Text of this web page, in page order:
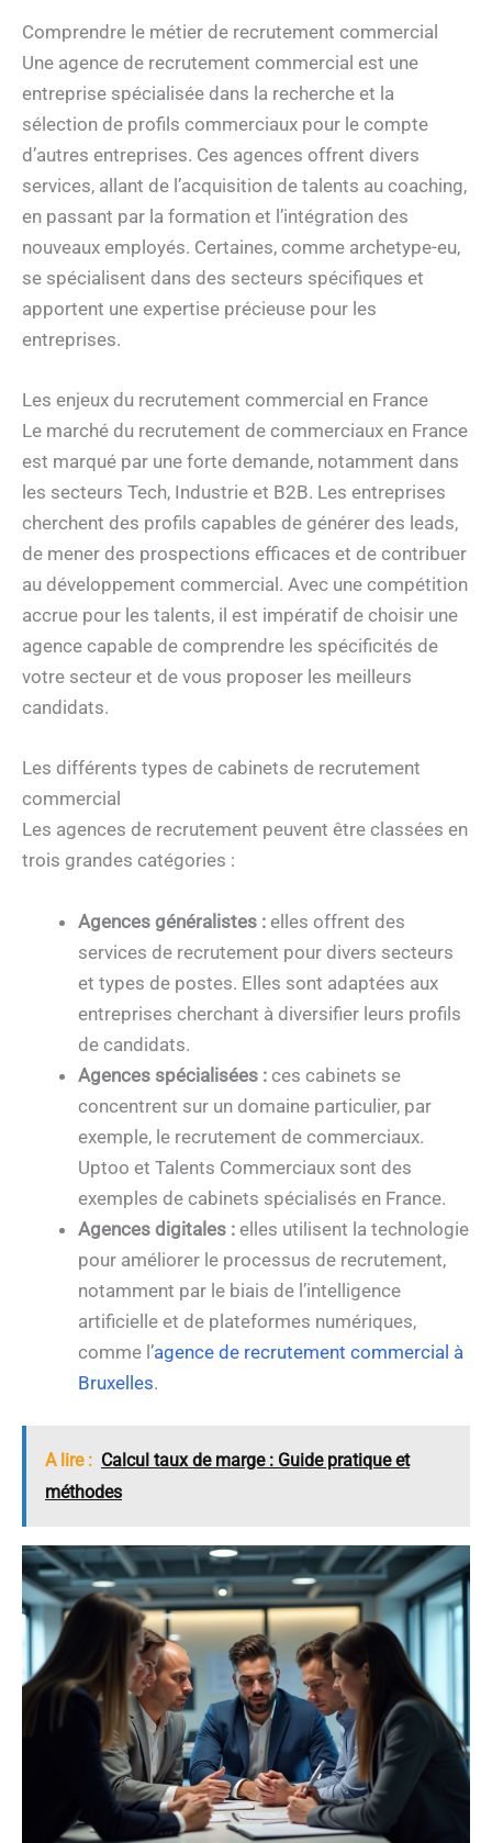
Comprendre le métier de recrutement commercial
Une agence de recrutement commercial est une
entreprise spécialisée dans la recherche et la
sélection de profils commerciaux pour le compte
d’autres entreprises. Ces agences offrent divers
services, allant de l’acquisition de talents au coaching,
en passant par la formation et l’intégration des
nouveaux employés. Certaines, comme archetype-eu,
se spécialisent dans des secteurs spécifiques et
apportent une expertise précieuse pour les
entreprises.
Les enjeux du recrutement commercial en France
Le marché du recrutement de commerciaux en France
est marqué par une forte demande, notamment dans
les secteurs Tech, Industrie et B2B. Les entreprises
cherchent des profils capables de générer des leads,
de mener des prospections efficaces et de contribuer
au développement commercial. Avec une compétition
accrue pour les talents, il est impératif de choisir une
agence capable de comprendre les spécificités de
votre secteur et de vous proposer les meilleurs
candidats.
Les différents types de cabinets de recrutement
commercial
Les agences de recrutement peuvent être classées en
trois grandes catégories :
Agences généralistes : elles offrent des
services de recrutement pour divers secteurs
et types de postes. Elles sont adaptées aux
entreprises cherchant à diversifier leurs profils
de candidats.
Agences spécialisées : ces cabinets se
concentrent sur un domaine particulier, par
exemple, le recrutement de commerciaux.
Uptoo et Talents Commerciaux sont des
exemples de cabinets spécialisés en France.
Agences digitales : elles utilisent la technologie
pour améliorer le processus de recrutement,
notamment par le biais de l’intelligence
artificielle et de plateformes numériques,
comme l’agence de recrutement commercial à
Bruxelles.
A lire : Calcul taux de marge : Guide pratique et
méthodes